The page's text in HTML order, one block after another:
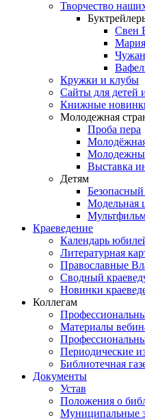
Творчество
Свен
Кружки и клубы
Сайты для детей
Книжные
Молодежная
Проба пера
Выставка
Детям
Модельная
Краеведение
Календарь
Литературная
Православные
Сводный
Новинки
Коллегам
Материалы
Периодические
Библиотечная
Документы
Устав
Положения о
Муниципальные